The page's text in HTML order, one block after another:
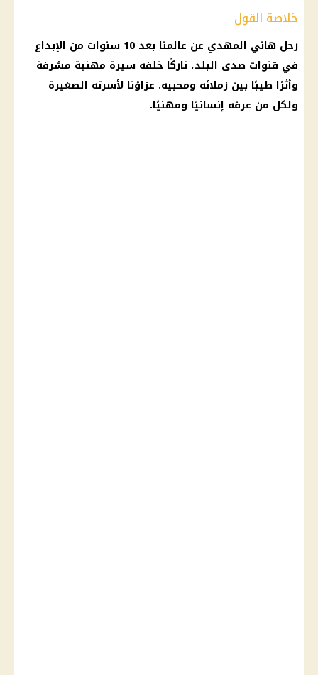
خلاصة القول
رحل هاني المهدي عن عالمنا بعد 10 سنوات من الإبداع
في قنوات صدى البلد، تاركًا خلفه سيرة مهنية مشرفة
وأثرًا طيبًا بين زملائه ومحبيه. عزاؤنا لأسرته الصغيرة
ولكل من عرفه إنسانيًا ومهنيًا.